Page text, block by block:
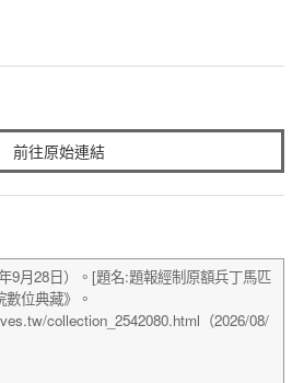
前往原始連結